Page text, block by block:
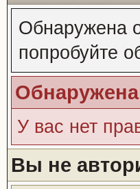
Обнаружена
попробуйте
У вас нет
Вы не